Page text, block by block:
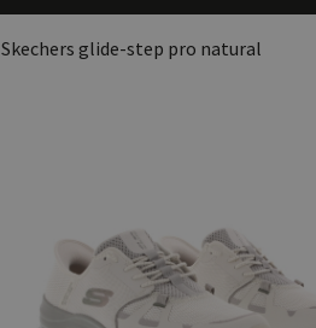
Skechers glide-step pro natural